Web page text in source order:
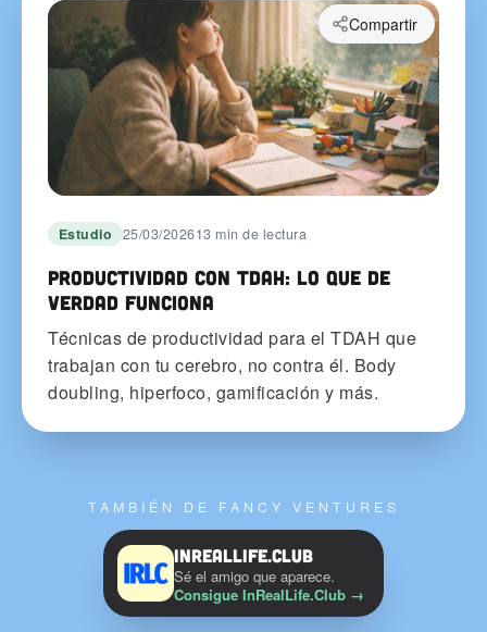
Estudio 25/03/202613 min de lectura
Productividad con TDAH: lo que de
verdad funciona
Técnicas de productividad para el TDAH que
trabajan con tu cerebro, no contra él. Body
doubling, hiperfoco, gamificación y más.
Compartir
TAMBIÉN DE FANCY VENTURES
InRealLife.Club
Sé el amigo que aparece.
Consigue InRealLife.Club →